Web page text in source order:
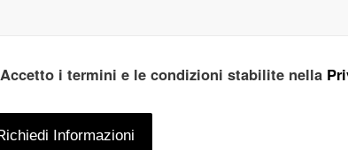
Accetto i termini e le condizioni stabilite nella